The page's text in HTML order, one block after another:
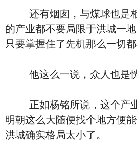
还有烟囱，与煤球也是相
的产业都不要局限于洪城一
只要掌握住了先机那么一切
他这么一说，众人也是恍
正如杨铭所说，这个产业
明朝这么大随便找个地方便
洪城确实格局太小了。